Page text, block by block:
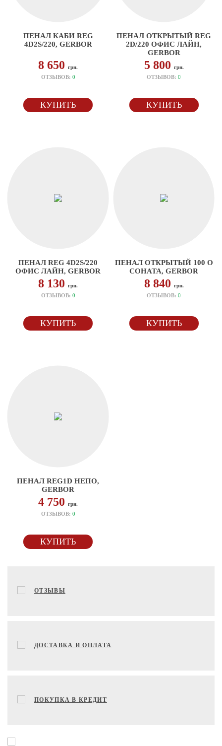
ПЕНАЛ КАБИ REG
4D2S/220, GERBOR
8 650грн.
ОТЗЫВОВ: 0
КУПИТЬ
ПЕНАЛ ОТКРЫТЫЙ REG
2D/220 ОФИС ЛАЙН,
GERBOR
5 800 грн.
ОТЗЫВОВ:0
КУПИТЬ
ПЕНАЛ REG 4D2S/220
ОФИС ЛАЙН, GERBOR
8 130грн.
ОТЗЫВОВ: 0
КУПИТЬ
ПЕНАЛ ОТКРЫТЫЙ 100 О
СОНАТА, GERBOR
8 840 грн.
ОТЗЫВОВ:0
КУПИТЬ
ПЕНАЛ REG1D НЕПО,
GERBOR
4 750грн.
ОТЗЫВОВ: 0
КУПИТЬ
ОТЗЫВЫ
ДОСТАВКА И ОПЛАТА
ПОКУПКА В КРЕДИТ